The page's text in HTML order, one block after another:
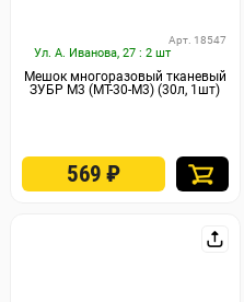
Ул. А. Иванова, 27 : 2 шт
Арт. 18547
Мешок многоразовый тканевый
ЗУБР М3 (МТ-30-М3) (30л, 1шт)
569₽